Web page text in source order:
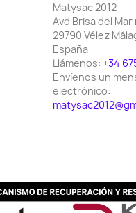
Matysac 2012
Avd Brisa del Mar
29790 Vélez
España
Llámenos: +34
Envíenos un
electrónico: